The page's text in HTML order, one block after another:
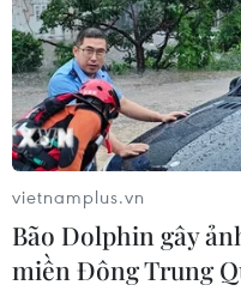
vietnamplus.vn
Bão Dolphin gây
miền Đông Trung